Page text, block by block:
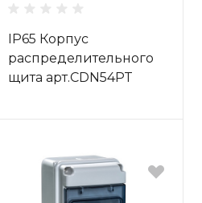
IP65 Корпус
распределительного
щита арт.CDN54PT